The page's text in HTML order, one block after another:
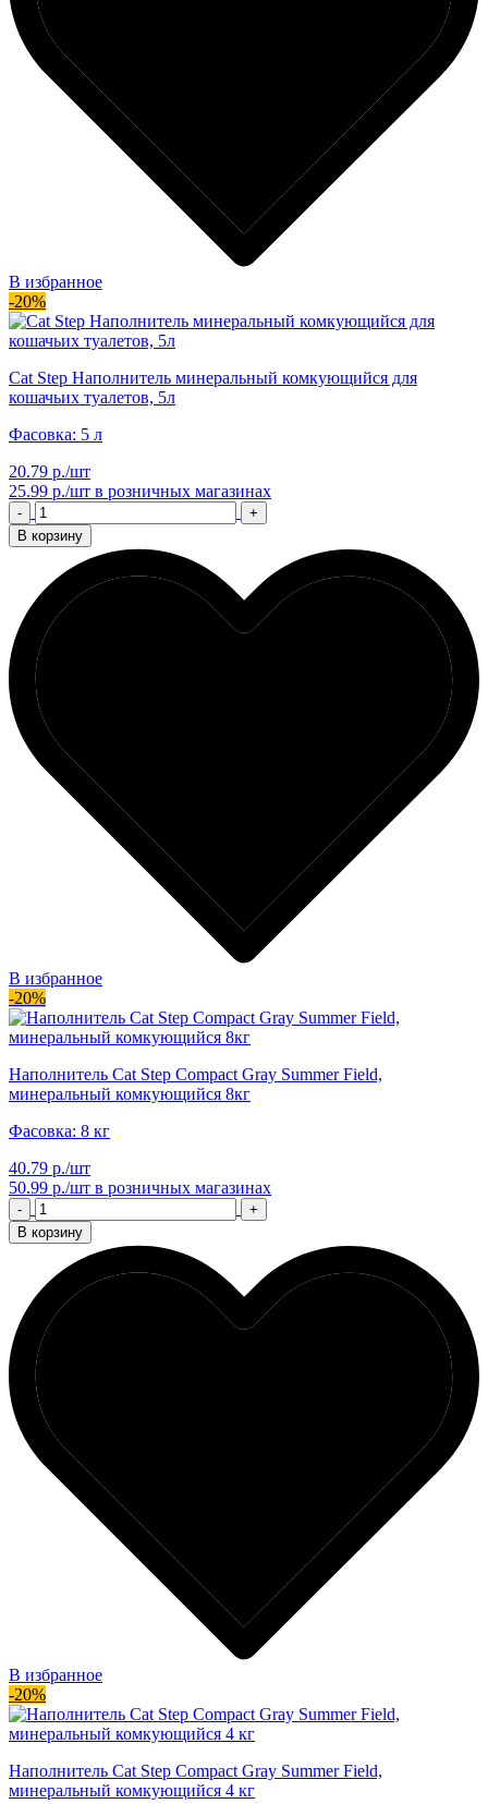
В избранное
-20%
Cat Step Наполнитель минеральный комкующийся для
кошачьих туалетов, 5л
Фасовка: 5 л
20.79 р./шт
25.99 р./шт в розничных магазинах
-
+
В корзину
В избранное
-20%
Наполнитель Cat Step Compact Gray Summer Field,
минеральный комкующийся 8кг
Фасовка: 8 кг
40.79 р./шт
50.99 р./шт в розничных магазинах
-
+
В корзину
В избранное
-20%
Наполнитель Cat Step Compact Gray Summer Field,
минеральный комкующийся 4 кг